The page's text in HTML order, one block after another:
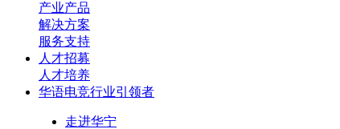
产业产品
解决方案
服务支持
人才招募
人才培养
华语电竞行业引领者
走进华宁